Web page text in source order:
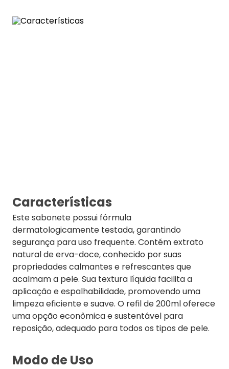
Características
Este sabonete possui fórmula
dermatologicamente testada, garantindo
segurança para uso frequente. Contém extrato
natural de erva-doce, conhecido por suas
propriedades calmantes e refrescantes que
acalmam a pele. Sua textura líquida facilita a
aplicação e espalhabilidade, promovendo uma
limpeza eficiente e suave. O refil de 200ml oferece
uma opção econômica e sustentável para
reposição, adequado para todos os tipos de pele.
Modo de Uso